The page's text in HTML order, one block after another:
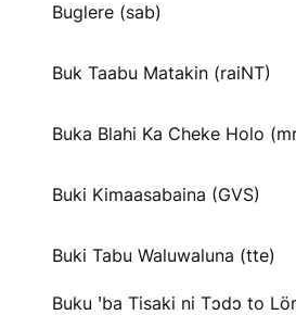
Buglere (sab)
Buk Taabu Matakin (raiNT)
Buka Blahi Ka Cheke Holo
Buki Kimaasabaina (GVS)
Buki Tabu Waluwaluna (tte)
Buku ꞌba Tisaki ni Tɔdɔ to